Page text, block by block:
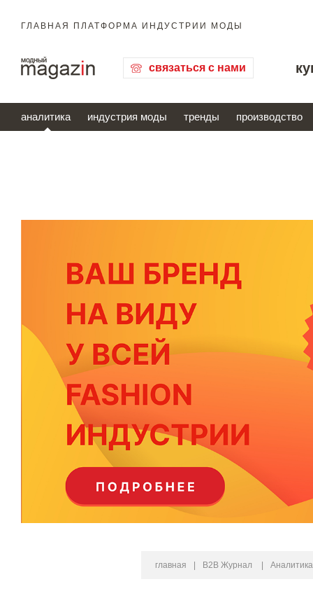
ГЛАВНАЯ ПЛАТФОРМА ИНДУСТРИИ МОДЫ
связаться с нами
аналитика индустрия моды тренды производство
главная B2B Журнал Аналитика